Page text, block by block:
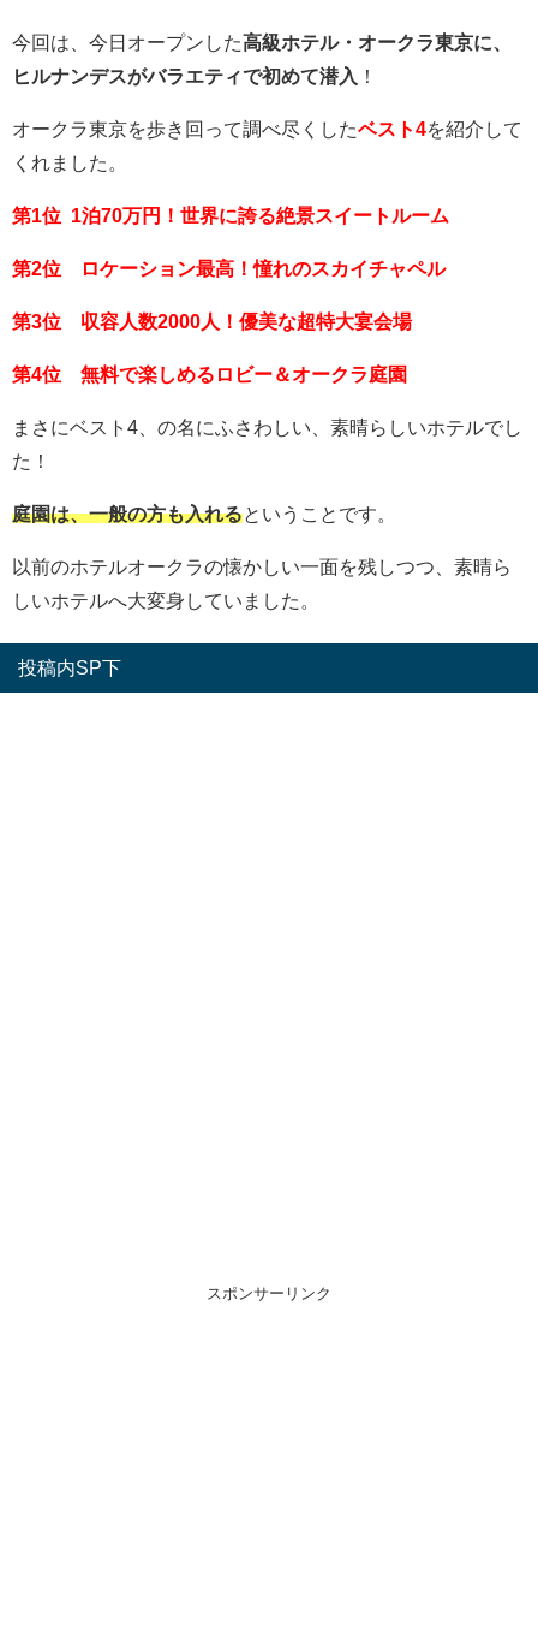
今回は、今日オープンした高級ホテル・オークラ東京に、
ヒルナンデスがバラエティで初めて潜入
！
オークラ東京を歩き回って調べ尽くしたベスト4を紹介して
くれました。
第1位 1泊70万円！世界に誇る絶景スイートルーム
第2位 ロケーション最高！憧れのスカイチャペル
第3位 収容人数2000人！優美な超特大宴会場
第4位 無料で楽しめるロビー＆オークラ庭園
まさにベスト4、の名にふさわしい、素晴らしいホテルでし
た！
庭園は、一般の方も入れるということです。
以前のホテルオークラの懐かしい一面を残しつつ、素晴ら
しいホテルへ大変身していました。
投稿内SP下
スポンサーリンク